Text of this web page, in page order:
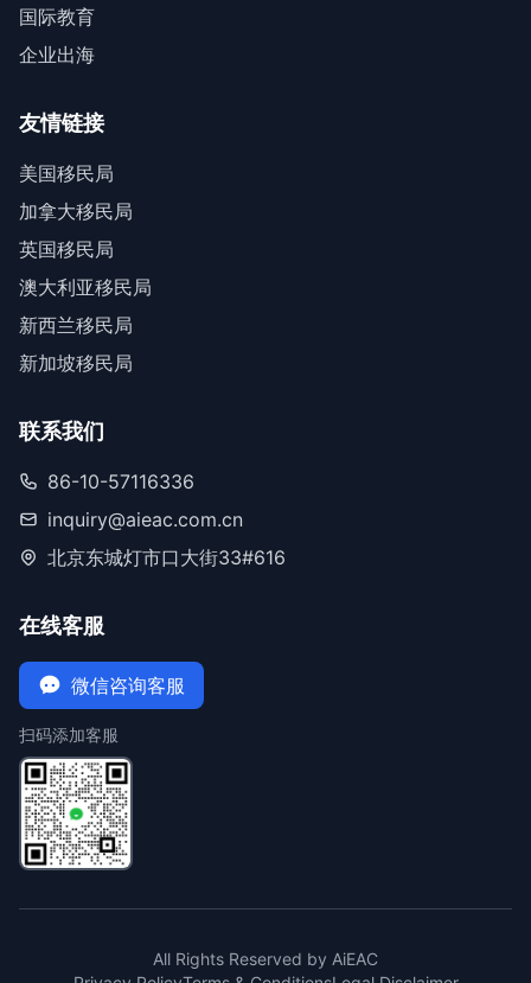
国际教育
企业出海
友情链接
美国移民局
加拿大移民局
英国移民局
澳大利亚移民局
新西兰移民局
新加坡移民局
联系我们
86-10-57116336
inquiry@aieac.com.cn
北京东城灯市口大街33#616
在线客服
微信咨询客服
扫码添加客服
All Rights Reserved by AiEAC